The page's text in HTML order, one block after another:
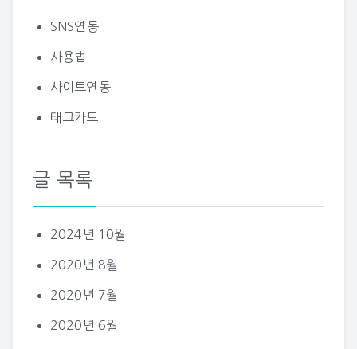
SNS연동
사용법
사이트연동
태그카드
글 목록
2024년 10월
2020년 8월
2020년 7월
2020년 6월